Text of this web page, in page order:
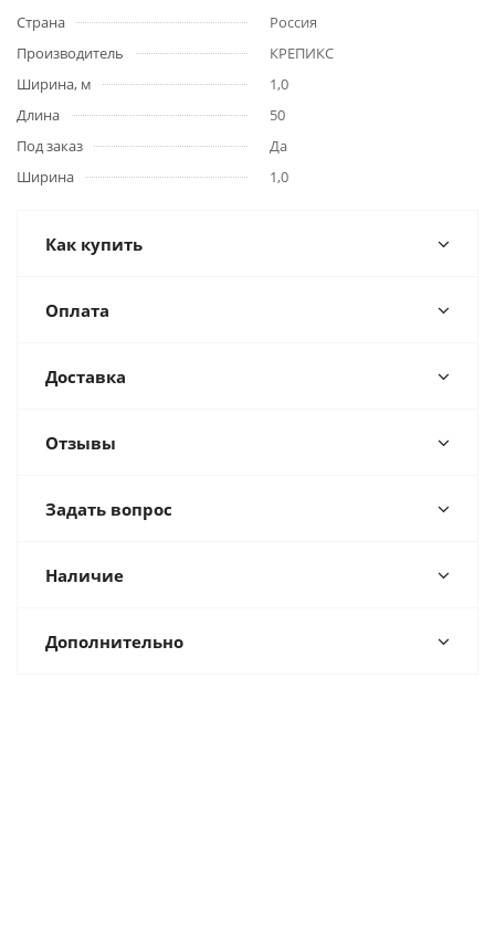
Страна
Россия
Производитель
КРЕПИКС
Ширина, м
1,0
Длина
50
Под заказ
Да
Ширина
1,0
Как купить
Оплата
Доставка
Отзывы
Задать вопрос
Наличие
Дополнительно